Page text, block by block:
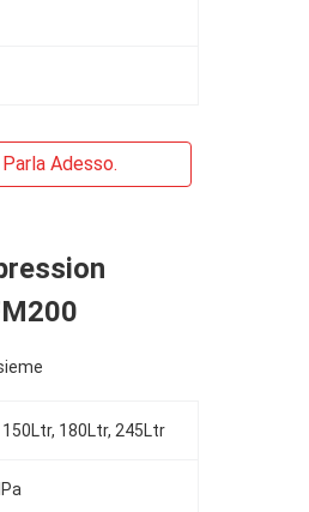
Parla Adesso.
180Ltr, 245Ltr